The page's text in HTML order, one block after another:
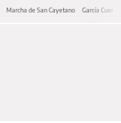
Marcha de San Cayetano García Cuerva